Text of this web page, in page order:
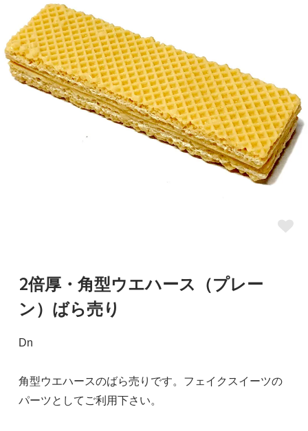
2倍厚・角型ウエハース（プレー
ン）ばら売り
Dn
角型ウエハースのばら売りです。フェイクスイーツの
パーツとしてご利用下さい。